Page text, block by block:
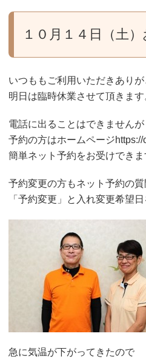
１０月１４日（土
いつももご利用いただきあり
明日は臨時休業させて頂きます
電話に出ることはできませんが
予約の方はホームページ
簡単ネット予約をお受けできま
予約変更の方もネット予約の質
「予約変更」と入れ変更希望
急に気温が下がってきたので